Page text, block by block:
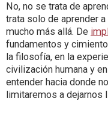
No, no se trata de
trata solo de aprender
mucho más allá. De
fundamentos y
la filosofía, en la
civilización humana y
entender hacia donde
limitaremos a dejarnos